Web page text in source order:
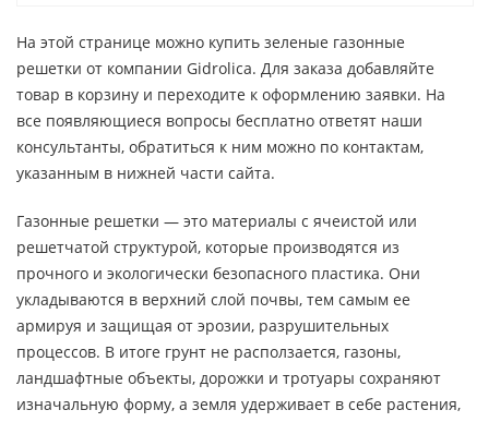
На этой странице можно купить зеленые газонные
решетки от компании Gidrolica. Для заказа добавляйте
товар в корзину и переходите к оформлению заявки. На
все появляющиеся вопросы бесплатно ответят наши
консультанты, обратиться к ним можно по контактам,
указанным в нижней части сайта.
Газонные решетки — это материалы с ячеистой или
решетчатой структурой, которые производятся из
прочного и экологически безопасного пластика. Они
укладываются в верхний слой почвы, тем самым ее
армируя и защищая от эрозии, разрушительных
процессов. В итоге грунт не расползается, газоны,
ландшафтные объекты, дорожки и тротуары сохраняют
изначальную форму, а земля удерживает в себе растения,